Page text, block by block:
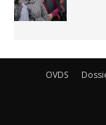
OVDS